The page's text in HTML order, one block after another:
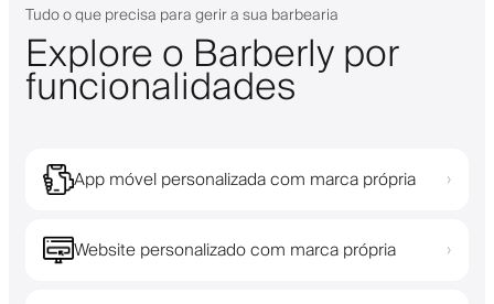
Tudo o que precisa para gerir a sua barbearia
Explore o Barberly por
funcionalidades
App móvel personalizada com marca própria ›
Website personalizado com marca própria ›